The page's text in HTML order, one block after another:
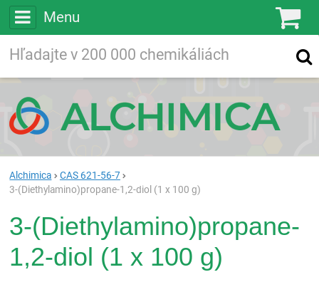
Menu
Vyhľadávanie
Alchimica
CAS 621-56-7
3-(Diethylamino)propane-1,2-diol (1 x 100 g)
3-(Diethylamino)propane-
1,2-diol (1 x 100 g)